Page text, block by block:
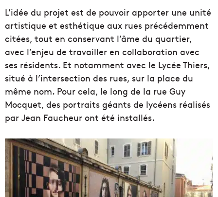
L’idée du projet est de pouvoir apporter une unité
artistique et esthétique aux rues précédemment
citées, tout en conservant l’âme du quartier,
avec l’enjeu de travailler en collaboration avec
ses résidents. Et notamment avec le Lycée Thiers,
situé à l’intersection des rues, sur la place du
même nom. Pour cela, le long de la rue Guy
Mocquet, des portraits géants de lycéens réalisés
par Jean Faucheur ont été installés.